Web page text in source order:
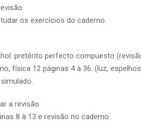
os exercícios do caderno.
pretérito perfecto compuesto
física 12 páginas 4 à 36. (luz,
a revisão.
8 à 13 e revisão no caderno.